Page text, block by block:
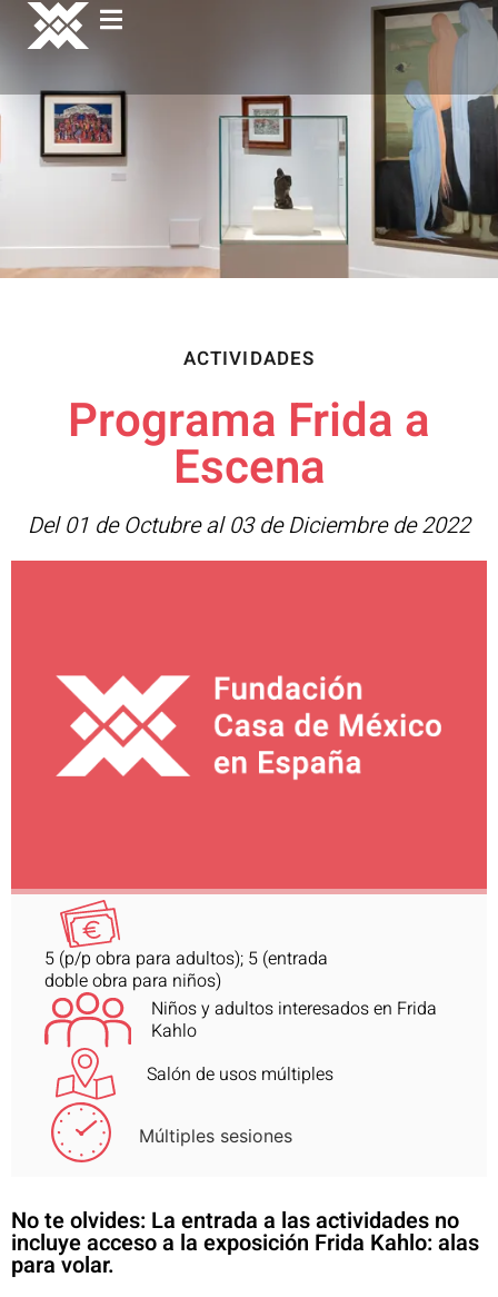
ACTIVIDADES
Programa Frida a
Escena
Del 01 de Octubre al 03 de Diciembre de 2022
5 (p/p obra para adultos); 5 (entrada
doble obra para niños)
Niños y adultos interesados en Frida
Kahlo
Salón de usos múltiples
Múltiples sesiones
No te olvides: La entrada a las actividades no
incluye acceso a la exposición Frida Kahlo: alas
para volar.